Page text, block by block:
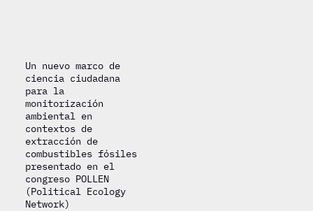
Un nuevo marco de
ciencia ciudadana
para la
monitorización
ambiental en
contextos de
extracción de
combustibles fósiles
presentado en el
congreso POLLEN
(Political Ecology
Network)